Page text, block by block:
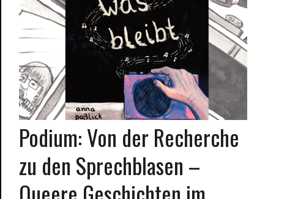
Podium: Von der Recherche
zu den Sprechblasen –